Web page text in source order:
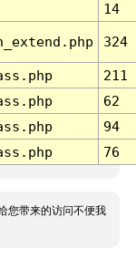
14
324
211
62
94
76
您带来的访问不便我